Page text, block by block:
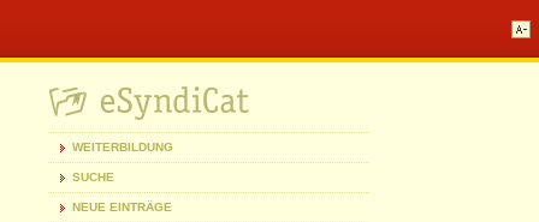
WEITERBILDUNG
SUCHE
NEUE EINTRÄGE